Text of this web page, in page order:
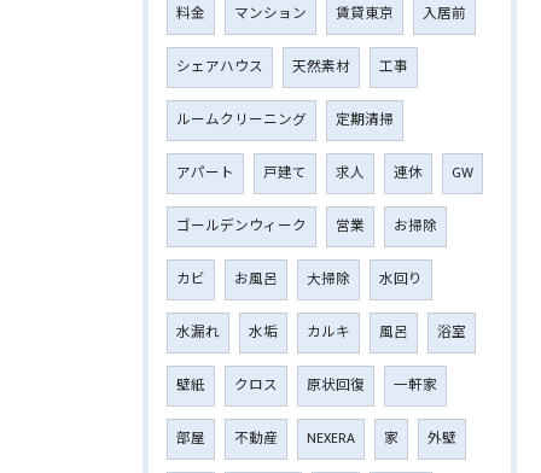
料金 マンション 賃貸東京 入居前
シェアハウス 天然素材 工事
ルームクリーニング 定期清掃
アパート 戸建て 求人 連休 GW
ゴールデンウィーク 営業 お掃除
カビ お風呂 大掃除 水回り
水漏れ 水垢 カルキ 風呂 浴室
壁紙 クロス 原状回復 一軒家
部屋 不動産 NEXERA 家 外壁